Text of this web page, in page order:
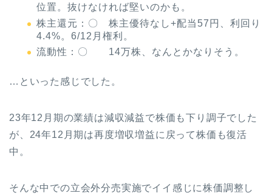
位置。抜けなければ堅いのかも。
株主還元：〇 株主優待なし+配当57円、利回り
4.4%。6/12月権利。
流動性：〇 14万株、なんとかなりそう。
…といった感じでした。
23年12月期の業績は減収減益で株価も下り調子でした
が、24年12月期は再度増収増益に戻って株価も復活
中。
そんな中での立会外分売実施でイイ感じに株価調整し